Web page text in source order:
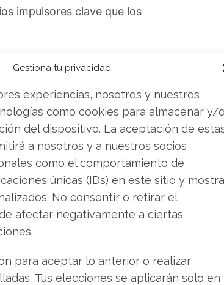
Gestiona tu privacidad
experiencias, nosotros y nuestros
como cookies para almacenar y/o
del dispositivo. La aceptación de
a nosotros y a nuestros socios
como el comportamiento de
únicas (IDs) en este sitio y
No consentir o retirar el
afectar negativamente a ciertas
para aceptar lo anterior o realizar
Tus elecciones se aplicarán solo en
impulsores clave que los
hasta los 602,5 millones de
55,6%, con ingresos estimados
se espera que impulse
de derivados. Los
10% en el precio de la acción,
Esta previsión de alta